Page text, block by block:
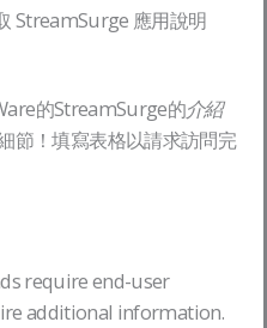
StreamSurge 應用說明
的StreamSurge的介紹
節！填寫表格以請求訪問完
require end-user
additional information.